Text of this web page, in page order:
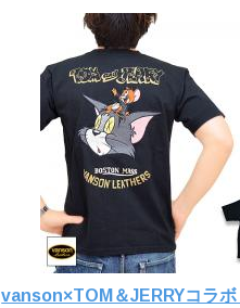
vanson×TOM＆JERRYコラ